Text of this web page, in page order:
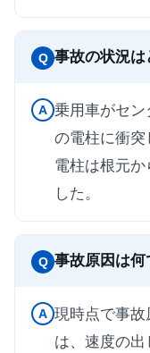
Q 事故の状況は
A 乗用車がセン
の電柱に衝
電柱は根元
した。
Q 事故原因は何
A 現時点で事
は、速度の